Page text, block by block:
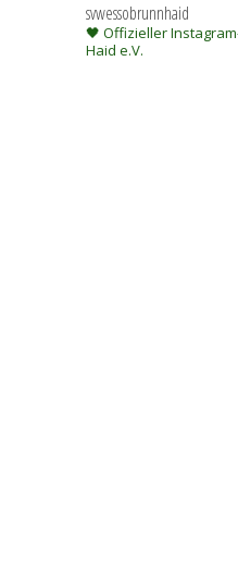
svwessobrunnhaid
🖤 Offizieller
Haid e.V.